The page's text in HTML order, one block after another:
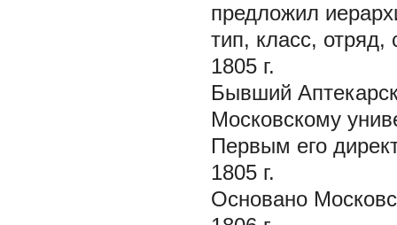
предложил
тип, класс,
1805 г.
Бывший
Московскому
Первым его
1805 г.
Основано